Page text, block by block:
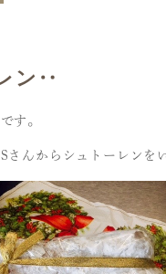
ン‥
す。
さんからシュトーレンを